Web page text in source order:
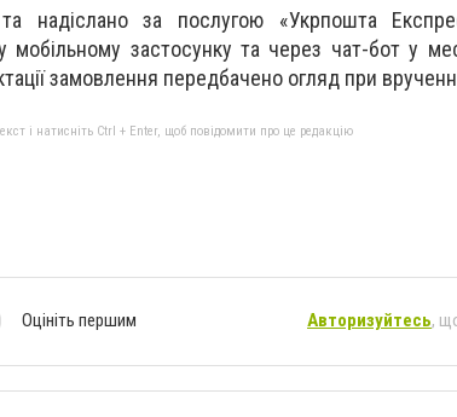
надіслано за послугою «Укрпошта
мобільному застосунку та через чат-бот у
замовлення передбачено огляд при
і натисніть Ctrl + Enter, щоб повідомити про це редакцію
Оцініть першим Авторизуйтесь,